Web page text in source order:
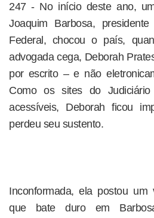
247 - No início deste ano,
Joaquim Barbosa,
Federal, chocou o país,
advogada cega, Deborah
por escrito – e não
Como os sites do
acessíveis, Deborah ficou
perdeu seu sustento.
Inconformada, ela postou
que bate duro em